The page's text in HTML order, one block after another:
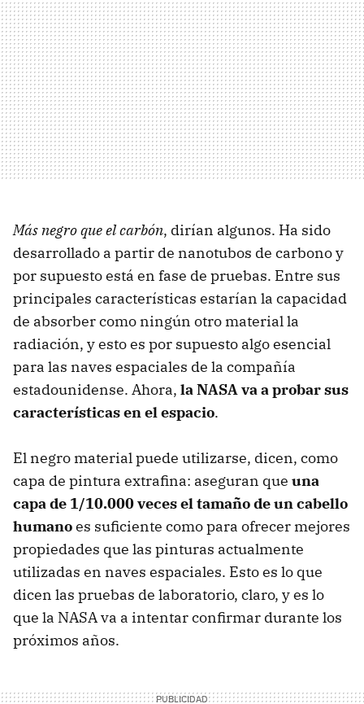
Más negro que el carbón, dirían algunos. Ha sido
desarrollado a partir de nanotubos de carbono y
por supuesto está en fase de pruebas. Entre sus
principales características estarían la capacidad
de absorber como ningún otro material la
radiación, y esto es por supuesto algo esencial
para las naves espaciales de la compañía
estadounidense. Ahora, la NASA va a probar sus
características en el espacio.
El negro material puede utilizarse, dicen, como
capa de pintura extrafina: aseguran que una
capa de 1/10.000 veces el tamaño de un cabello
humanoes suficiente como para ofrecer mejores
propiedades que las pinturas actualmente
utilizadas en naves espaciales. Esto es lo que
dicen las pruebas de laboratorio, claro, y es lo
que la NASA va a intentar confirmar durante los
próximos años.